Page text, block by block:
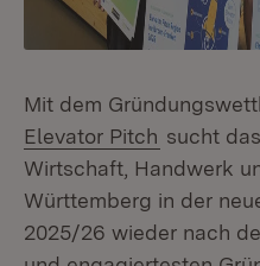
Mit dem
Elevator Pitch (Öffnet in
sucht
Wirtschaft, Handwerk
Württemberg in der
2025/26 wieder nach